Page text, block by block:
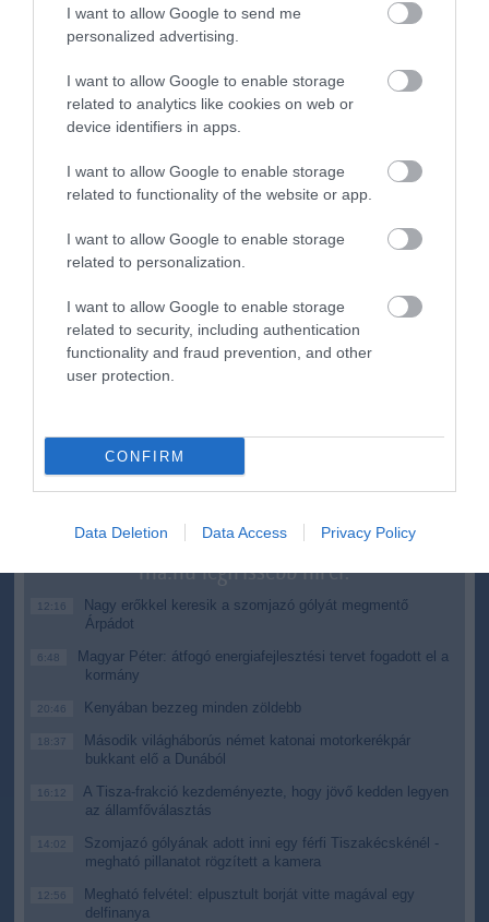
I want to allow Google to send me
personalized advertising.
I want to allow Google to enable storage
related to analytics like cookies on web or
device identifiers in apps.
I want to allow Google to enable storage
related to functionality of the website or app.
I want to allow Google to enable storage
related to personalization.
I want to allow Google to enable storage
related to security, including authentication
functionality and fraud prevention, and other
user protection.
CONFIRM
Data Deletion Data Access Privacy Policy
Figyelem! A cikkhez hozzáfűzött hozzászólások nem a
ma.hu
network nézeteit tükrözik. A szerkesztőség mindössze a hírek
publikációjával foglalkozik, a kommenteket nem tudja befolyásolni
- azok az olvasók személyes véleményét tartalmazzák.
ma.hu legfrissebb hírei:
12:16
Nagy erőkkel keresik a szomjazó gólyát megmentő
Árpádot
6:48
Magyar Péter: átfogó energiafejlesztési tervet fogadott el a
kormány
20:46 Kenyában bezzeg minden zöldebb
18:37
Második világháborús német katonai motorkerékpár
bukkant elő a Dunából
16:12
A Tisza-frakció kezdeményezte, hogy jövő kedden legyen
az államfőválasztás
14:02
Szomjazó gólyának adott inni egy férfi Tiszakécskénél -
megható pillanatot rögzített a kamera
12:56
Megható felvétel: elpusztult borját vitte magával egy
delfinanya